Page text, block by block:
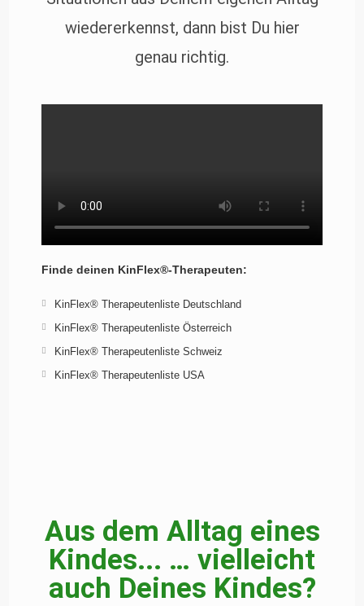
wiedererkennst, dann bist Du hier
genau richtig.
Finde deinen KinFlex®-Therapeuten:
KinFlex® Therapeutenliste Deutschland
KinFlex® Therapeutenliste Österreich
KinFlex® Therapeutenliste Schweiz
KinFlex® Therapeutenliste USA
Aus dem Alltag eines
Kindes... … vielleicht
auch Deines Kindes?